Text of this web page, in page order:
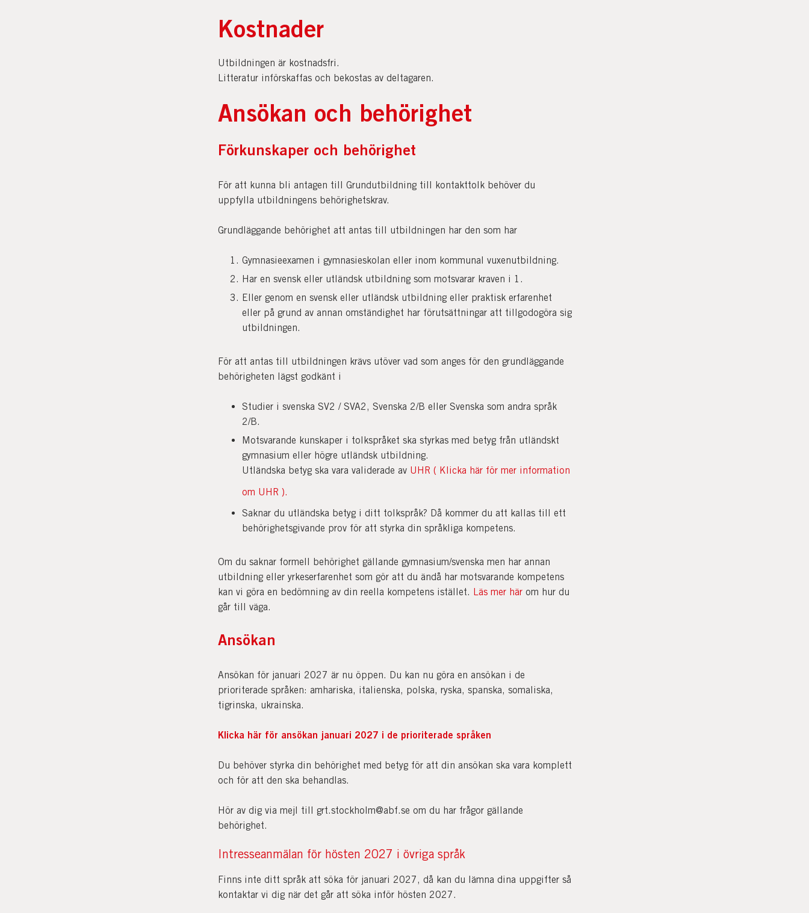
Kostnader
Utbildningen är kostnadsfri.
Litteratur införskaffas och bekostas av deltagaren.
Ansökan och behörighet
Förkunskaper och behörighet
För att kunna bli antagen till Grundutbildning till kontakttolk behöver du
uppfylla utbildningens behörighetskrav.
Grundläggande behörighet att antas till utbildningen har den som har
Gymnasieexamen i gymnasieskolan eller inom kommunal vuxenutbildning.
Har en svensk eller utländsk utbildning som motsvarar kraven i 1.
Eller genom en svensk eller utländsk utbildning eller praktisk erfarenhet
eller på grund av annan omständighet har förutsättningar att tillgodogöra sig
utbildningen.
För att antas till utbildningen krävs utöver vad som anges för den grundläggande
behörigheten lägst godkänt i
Studier i svenska SV2 / SVA2, Svenska 2/B eller Svenska som andra språk
2/B.
Motsvarande kunskaper i tolkspråket ska styrkas med betyg från utländskt
gymnasium eller högre utländsk utbildning.
Utländska betyg ska vara validerade av UHR ( Klicka här för mer information
om UHR ).
Saknar du utländska betyg i ditt tolkspråk? Då kommer du att kallas till ett
behörighetsgivande prov för att styrka din språkliga kompetens.
Om du saknar formell behörighet gällande gymnasium/svenska men har annan
utbildning eller yrkeserfarenhet som gör att du ändå har motsvarande kompetens
kan vi göra en bedömning av din reella kompetens istället. Läs mer här om hur du
går till väga.
Ansökan
Ansökan för januari 2027 är nu öppen. Du kan nu göra en ansökan i de
prioriterade språken: amhariska, italienska, polska, ryska, spanska, somaliska,
tigrinska, ukrainska.
Klicka här för ansökan januari 2027 i de prioriterade språken
Du behöver styrka din behörighet med betyg för att din ansökan ska vara komplett
och för att den ska behandlas.
Hör av dig via mejl till grt.stockholm@abf.se om du har frågor gällande
behörighet.
Intresseanmälan för hösten 2027 i övriga språk
Finns inte ditt språk att söka för januari 2027, då kan du lämna dina uppgifter så
kontaktar vi dig när det går att söka inför hösten 2027.